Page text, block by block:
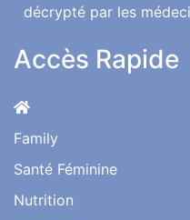
décrypté par les
Accès Rapide
Family
Santé Féminine
Nutrition